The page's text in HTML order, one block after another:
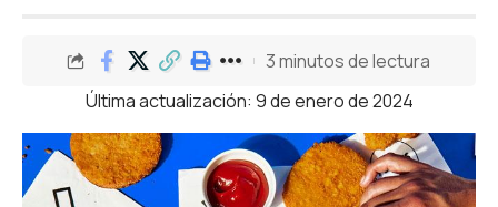
Última actualización: 9 de enero de 2024
3 minutos de lectura